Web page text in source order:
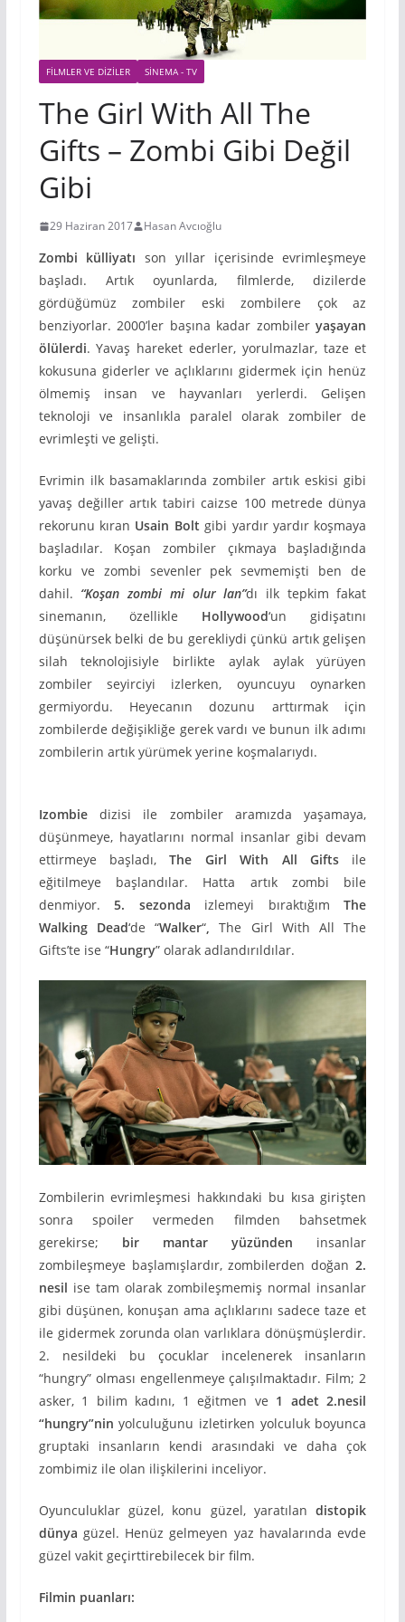
FILMLER VE DIZILER SINEMA - TV
The Girl With All The
Gifts – Zombi Gibi Değil
Gibi
29 Haziran 2017 Hasan Avcıoğlu
Zombi külliyatı son yıllar içerisinde evrimleşmeye
başladı. Artık oyunlarda, filmlerde, dizilerde
gördüğümüz zombiler eski zombilere çok az
benziyorlar. 2000’ler başına kadar zombileryaşayan
ölülerdi. Yavaş hareket ederler, yorulmazlar, taze et
kokusuna giderler ve açlıklarını gidermek için henüz
ölmemiş insan ve hayvanları yerlerdi. Gelişen
teknoloji ve insanlıkla paralel olarak zombiler de
evrimleşti ve gelişti.
Evrimin ilk basamaklarında zombiler artık eskisi gibi
yavaş değiller artık tabiri caizse 100 metrede dünya
rekorunu kıran Usain Bolt gibi yardır yardır koşmaya
başladılar. Koşan zombiler çıkmaya başladığında
korku ve zombi sevenler pek sevmemişti ben de
dahil. “Koşan zombi mi olur lan”dı ilk tepkim fakat
sinemanın, özellikle Hollywood‘un gidişatını
düşünürsek belki de bu gerekliydi çünkü artık gelişen
silah teknolojisiyle birlikte aylak aylak yürüyen
zombiler seyirciyi izlerken, oyuncuyu oynarken
germiyordu. Heyecanın dozunu arttırmak için
zombilerde değişikliğe gerek vardı ve bunun ilk adımı
zombilerin artık yürümek yerine koşmalarıydı.
Izombiedizisi ile zombiler aramızda yaşamaya,
düşünmeye, hayatlarını normal insanlar gibi devam
ettirmeye başladı,The Girl With All Giftsile
eğitilmeye başlandılar. Hatta artık zombi bile
denmiyor.5. sezonda izlemeyi bıraktığımThe
Walking Dead‘de “Walker“, The Girl With All The
Gifts’te ise “Hungry” olarak adlandırıldılar.
Zombilerin evrimleşmesi hakkındaki bu kısa girişten
sonra spoiler vermeden filmden bahsetmek
gerekirse; bir mantar yüzünden insanlar
zombileşmeye başlamışlardır, zombilerden doğan2.
nesil ise tam olarak zombileşmemiş normal insanlar
gibi düşünen, konuşan ama açlıklarını sadece taze et
ile gidermek zorunda olan varlıklara dönüşmüşlerdir.
2. nesildeki bu çocuklar incelenerek insanların
“hungry” olması engellenmeye çalışılmaktadır. Film; 2
asker, 1 bilim kadını, 1 eğitmen ve 1 adet 2.nesil
“hungry”nin yolculuğunu izletirken yolculuk boyunca
gruptaki insanların kendi arasındaki ve daha çok
zombimiz ile olan ilişkilerini inceliyor.
Oyunculuklar güzel, konu güzel, yaratılandistopik
dünya güzel. Henüz gelmeyen yaz havalarında evde
güzel vakit geçirttirebilecek bir film.
Filmin puanları: